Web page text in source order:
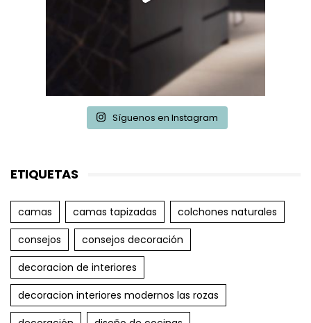
Síguenos en Instagram
ETIQUETAS
camas camas tapizadas
colchones naturales
consejos
consejos decoración
decoracion de interiores
decoracion interiores modernos las rozas